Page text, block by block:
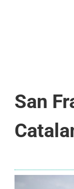
San